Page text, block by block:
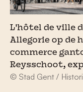
L'hôtel de ville
Allegorie op de
commerce
Reysschoot,
© Stad Gent /